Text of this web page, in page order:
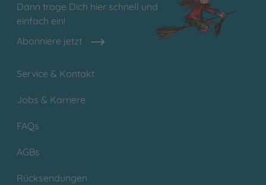
Dann trage Dich hier schnell und
einfach ein!
Abonniere jetzt
Service & Kontakt
Jobs & Karriere
FAQs
AGBs
Rücksendungen